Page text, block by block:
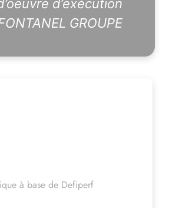
GROUPE
à base de Defiperf